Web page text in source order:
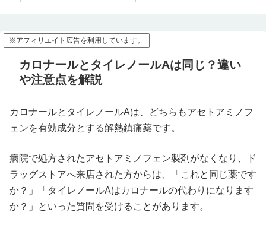
※アフィリエイト広告を利用しています。
カロナールとタイレノールAは同じ？違い
や注意点を解説
カロナールとタイレノールAは、どちらもアセトアミノフ
ェンを有効成分とする解熱鎮痛薬です。
病院で処方されたアセトアミノフェン製剤がなくなり、ド
ラッグストアへ来店された方からは、「これと同じ薬です
か？」「タイレノールAはカロナールの代わりになります
か？」といった質問を受けることがあります。